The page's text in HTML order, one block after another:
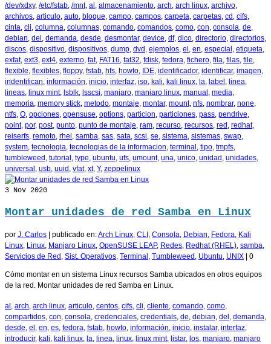
/dev/xdxy, /etc/fstab /mnt, al almacenamiento arch arch linux archivo
archivos articulo auto bloque campo campos carpeta carpetas cd cifs
cinta cli columna columnas comando comandos como con consola de
debian del demanda desde desmontar, device df, dico directorio directorios
discos dispositivo dispositivos dump dvd ejemplos el en especial etiqueta
exfat, ext3 ext4 externo fat, FAT16 fat32 fdisk fedora fichero fila filas file
flexible flexibles floppy, fstab hfs howto IDE identificador, identificar, imagen
indentifican información inicio interfaz iso kali kali linux la label linea
lineas linux mint, lsblk lsscsi manjaro manjaro linux manual media
memoria memory stick metodo montaje montar, mount, nfs nombrar, none
ntfs O opciones opensuse options particion particiones pass pendrive
point, por, post, punto punto de montaje ram recurso recursos red redhat,
reiserfs remoto rhel samba sas sata scsi se sistema sistemas swap
system tecnologia tecnologias de la informacion terminal tipo tmpfs
tumbleweed tutorial type ubuntu ufs umount, una unico unidad unidades
universal usb uuid vfat, xt, Y, zeppelinux
3 Nov 2020
Montar unidades de red Samba en Linux
por J. Carlos | publicado en:Arch Linux CLI Consola Debian Fedora Kali
Linux Linux Manjaro Linux OpenSUSE LEAP, Redes Redhat (RHEL) samba
Servicios de Red Sist. Operativos Terminal Tumbleweed Ubuntu UNIX | 0
Cómo montar en un sistema Linux recursos Samba ubicados en otros equipos
de la red. Montar unidades de red Samba en Linux.
al arch arch linux articulo centos cifs cli cliente comando como
compartidos con consola credenciales credentials de debian del demanda
desde el en es fedora fstab howto información inicio instalar, interfaz
introducir, kali kali linux la linea linux linux mint, listar, los manjaro manjaro